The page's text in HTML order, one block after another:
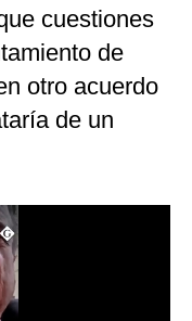
cuestiones
de
otro acuerdo
de un